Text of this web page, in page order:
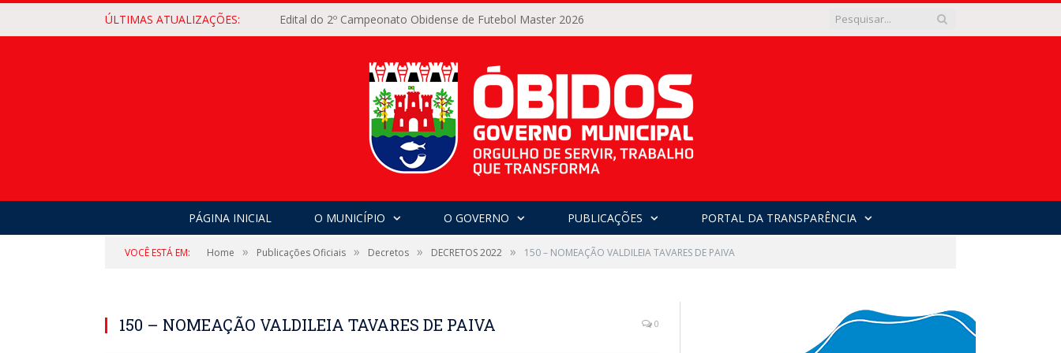
ÚLTIMAS ATUALIZAÇÕES: Edital do 2º Campeonato Obidense de Futebol Master 2026
PÁGINA INICIAL O MUNICÍPIO O GOVERNO PUBLICAÇÕES PORTAL DA TRANSPARÊNCIA
VOCÊ ESTÁ EM: Home » Publicações Oficiais » Decretos » DECRETOS 2022 » 150 – NOMEAÇÃO VALDILEIA TAVARES DE PAIVA
150 – NOMEAÇÃO VALDILEIA TAVARES DE PAIVA 0